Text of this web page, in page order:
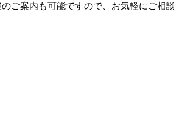
ご案内も可能ですので、お気軽にご相